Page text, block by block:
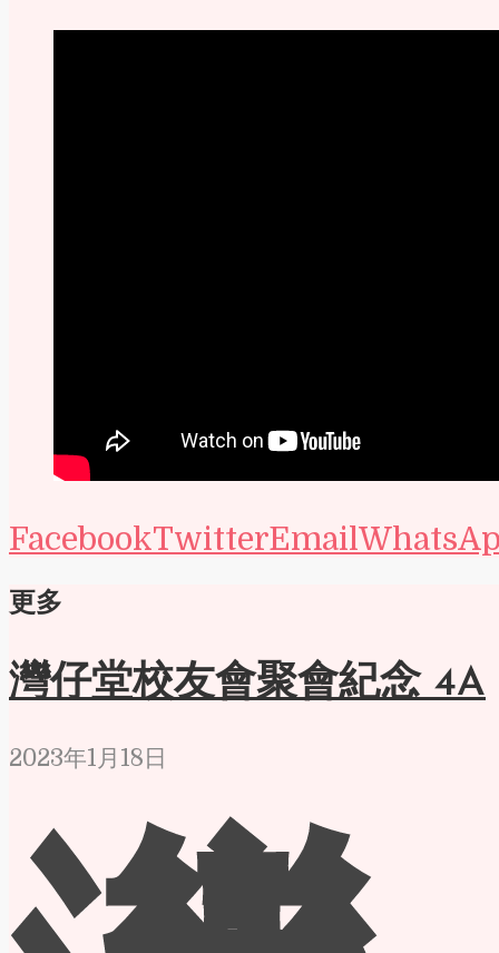
FacebookTwitterEmail
更多
灣仔堂校友會聚會紀念 4A
2023年1月18日